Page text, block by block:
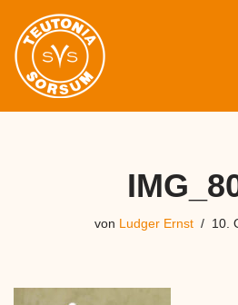
Zum
Inhalt
springen
von Ludger Ernst 10.